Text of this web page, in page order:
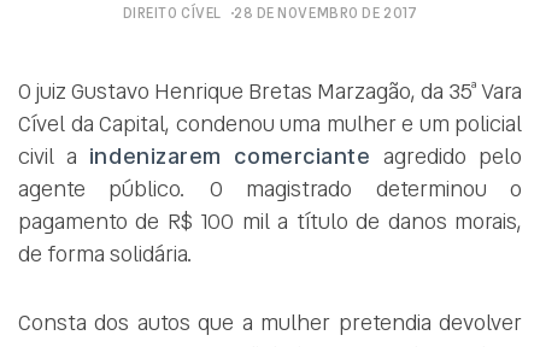
DIREITO CÍVEL 28 DE NOVEMBRO DE 2017
O juiz Gustavo Henrique Bretas Marzagão, da 35ª Vara
Cível da Capital, condenou uma mulher e um policial
civil a indenizarem comercianteagredido pelo
agente público. O magistrado determinou o
pagamento de R$ 100 mil a título de danos morais,
de forma solidária.
Consta dos autos que a mulher pretendia devolver